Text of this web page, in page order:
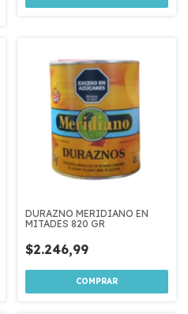
DURAZNO MERIDIANO EN
MITADES 820 GR
$2.246,99